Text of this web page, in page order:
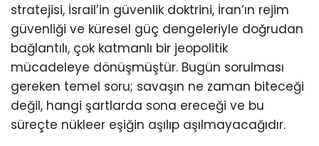
stratejisi, İsrail’in güvenlik doktrini, İran’ın rejim
güvenliği ve küresel güç dengeleriyle doğrudan
bağlantılı, çok katmanlı bir jeopolitik
mücadeleye dönüşmüştür. Bugün sorulması
gereken temel soru; savaşın ne zaman biteceği
değil, hangi şartlarda sona ereceği ve bu
süreçte nükleer eşiğin aşılıp aşılmayacağıdır.